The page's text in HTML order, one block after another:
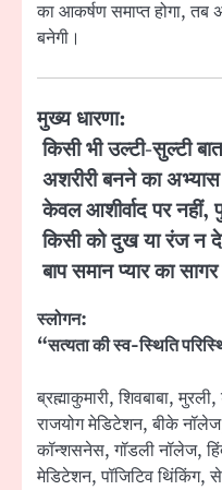
का आकर्षण समाप्त होगा,
बनेगी।
मुख्य धारणा:
किसी भी उल्टी-सुल्टी
अशरीरी बनने का
केवल आशीर्वाद पर नहीं,
किसी को दुख या रंज न
बाप समान प्यार का
स्लोगन:
“सत्यता की स्व-स्थिति
ब्रह्माकुमारी, शिवबाबा,
राजयोग मेडिटेशन, बीके
कॉन्शसनेस, गॉडली नॉलेज,
मेडिटेशन, पॉजिटिव थिंकिंग,